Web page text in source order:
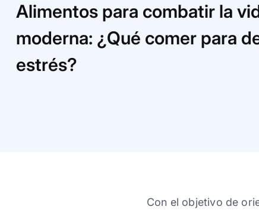
Alimentos para combatir la
moderna: ¿Qué comer para
estrés?
Con el objetivo de